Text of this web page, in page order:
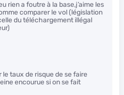
rien a foutre à la base,j’aime les
comparer le vol (législation
du téléchargement illégal
taux de risque de se faire
encourue si on se fait